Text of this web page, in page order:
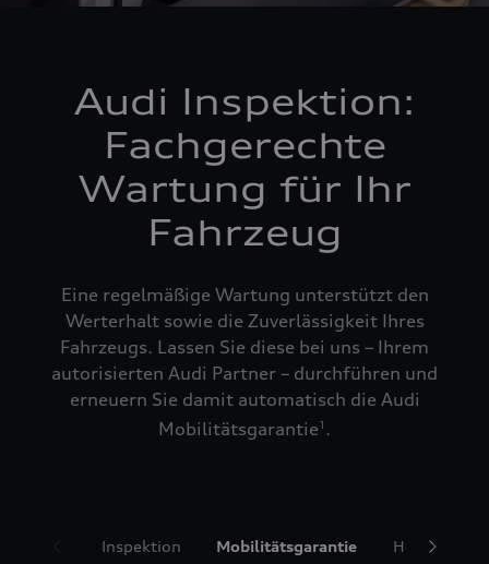
Audi Inspektion:
Fachgerechte
Wartung für Ihr
Fahrzeug
Eine regelmäßige Wartung unterstützt den
Werterhalt sowie die Zuverlässigkeit Ihres
Fahrzeugs. Lassen Sie diese bei uns – Ihrem
autorisierten Audi Partner – durchführen und
erneuern Sie damit automatisch die Audi
Mobilitätsgarantie1 .
Inspektion Mobilitätsgarantie Hol- und